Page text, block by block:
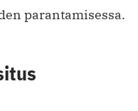
parantamisessa.